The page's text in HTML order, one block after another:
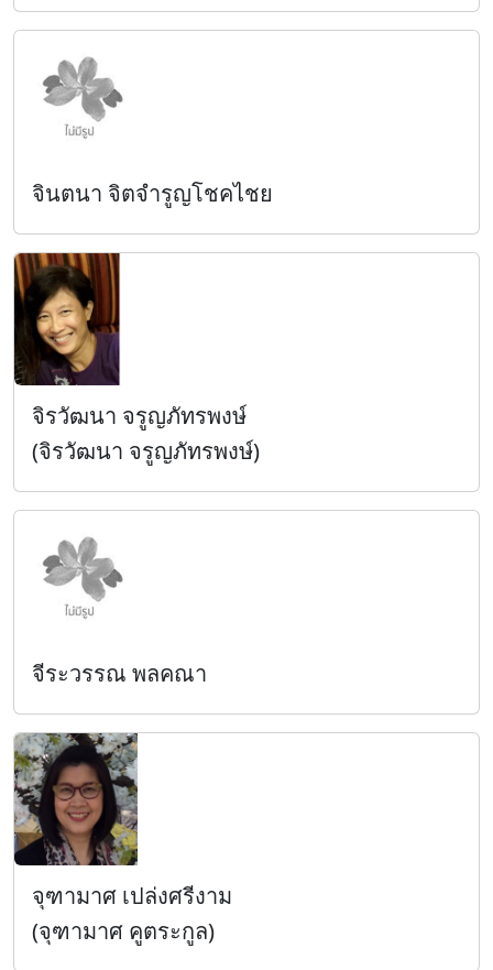
จินตนา จิตจำรูญโชคไชย
จิรวัฒนา จรูญภัทรพงษ์
(จิรวัฒนา จรูญภัทรพงษ์)
จีระวรรณ พลคณา
จุฑามาศ เปล่งศรีงาม
(จุฑามาศ คูตระกูล)